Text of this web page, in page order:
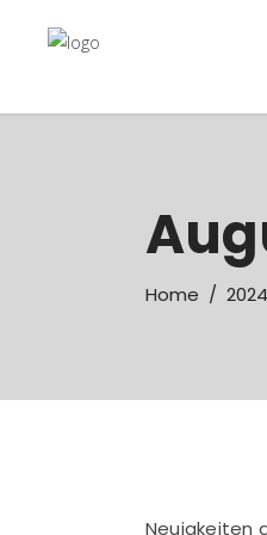
Home / 2024
Neuigkeiten